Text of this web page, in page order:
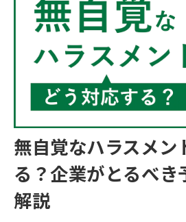
課題から探す
お役立ち情報
導入事例
無自覚なハラスメン
る？企業がとるべき
解説